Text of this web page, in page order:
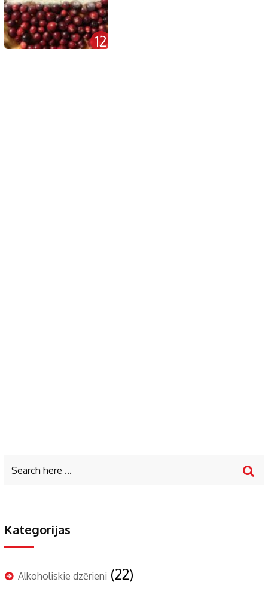
12
Kategorijas
Alkoholiskie dzērieni (22)